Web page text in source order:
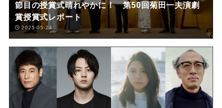
節目の授賞式晴れやかに！ 第50回菊田一夫演劇
賞授賞式レポート
2025-05-24